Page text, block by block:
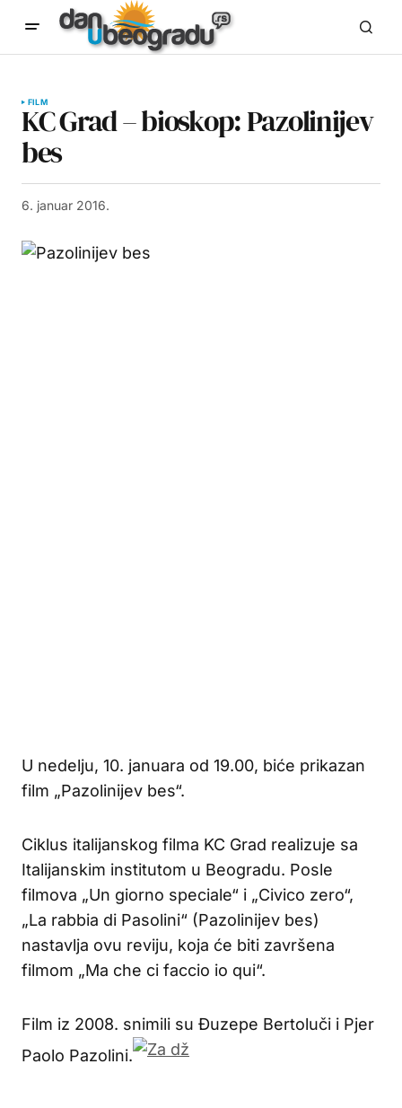
FILM
KC Grad – bioskop: Pazolinijev
bes
6. januar 2016.
U nedelju, 10. januara od 19.00, biće prikazan
film „Pazolinijev bes“.
Ciklus italijanskog filma KC Grad realizuje sa
Italijanskim institutom u Beogradu. Posle
filmova „Un giorno speciale“ i „Civico zero“,
„La rabbia di Pasolini“ (Pazolinijev bes)
nastavlja ovu reviju, koja će biti završena
filmom „Ma che ci faccio io qui“.
Film iz 2008. snimili su Đuzepe Bertoluči i Pjer
Paolo Pazolini.